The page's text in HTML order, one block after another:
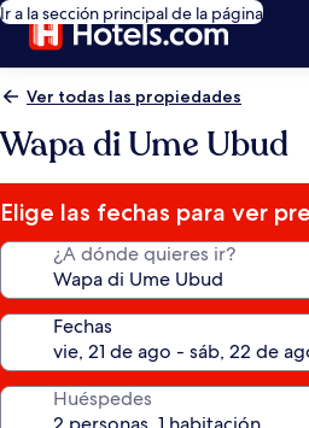
Ir a la sección principal de la página
Ver todas las propiedades
Wapa di Ume Ubud
Elige las fechas para ver
¿A dónde quieres ir?
Fechas
Huéspedes